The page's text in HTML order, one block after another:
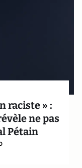
raciste » :
ne pas
Pétain